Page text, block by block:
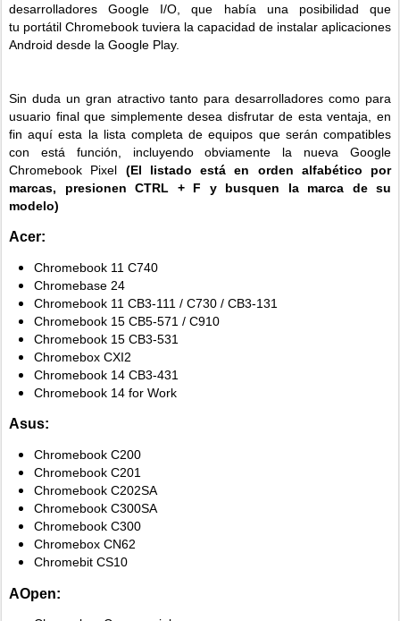
desarrolladores Google I/O, que había una posibilidad que
tu portátil Chromebook tuviera la capacidad de instalar aplicaciones
Android desde la Google Play.
Sin duda un gran atractivo tanto para desarrolladores como para
usuario final que simplemente desea disfrutar de esta ventaja, en
fin aquí esta la lista completa de equipos que serán compatibles
con está función, incluyendo obviamente la nueva Google
Chromebook Pixel (El listado está en orden alfabético por
marcas, presionen CTRL + F y busquen la marca de su
modelo)
Acer:
Chromebook 11 C740
Chromebase 24
Chromebook 11 CB3-111 / C730 / CB3-131
Chromebook 15 CB5-571 / C910
Chromebook 15 CB3-531
Chromebox CXI2
Chromebook 14 CB3-431
Chromebook 14 for Work
Asus:
Chromebook C200
Chromebook C201
Chromebook C202SA
Chromebook C300SA
Chromebook C300
Chromebox CN62
Chromebit CS10
AOpen: